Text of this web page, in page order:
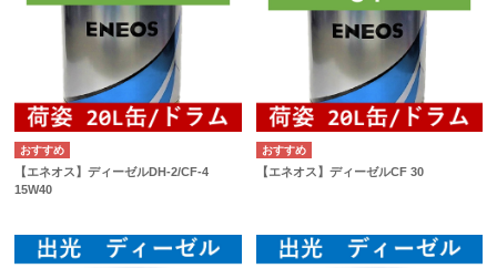
【エネオス】ディーゼルDH-2/CF-4
15W40
【エネオス】ディーゼルCF 30